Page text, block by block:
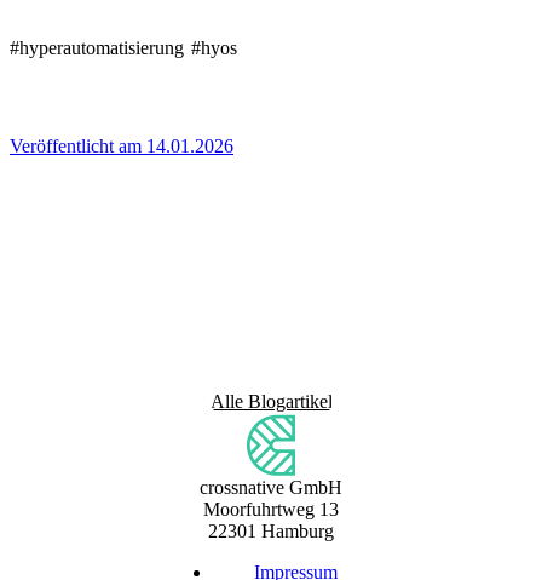
#hyperautomatisierung #hyos
Veröffentlicht am 14.01.2026
Alle Blogartikel
crossnative GmbH
Moorfuhrtweg 13
22301 Hamburg
Impressum